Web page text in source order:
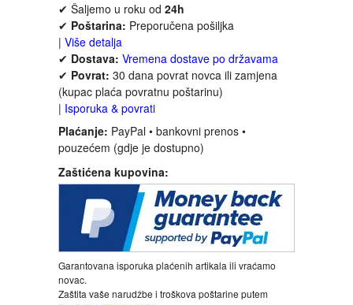
HOROR
INTERNET I RAČUNARI
ISTORIJSKI
KLASICI
KNJIGE ZA DECU
KOMEDIJA
KRIMINALISTIČKI
✔ Šaljemo u roku od 24h
✔ Poštarina: Preporučena pošiljka
| Više detalja
✔ Dostava: Vremena dostave po državama
✔ Povrat: 30 dana povrat novca ili zamjena
(kupac plaća povratnu poštarinu)
| Isporuka & povrati
Plaćanje: PayPal • bankovni prenos •
pouzećem (gdje je dostupno)
Zaštićena kupovina:
Garantovana isporuka plaćenih artikala ili vraćamo
novac.
Zaštita vaše narudžbe i troškova poštarine putem